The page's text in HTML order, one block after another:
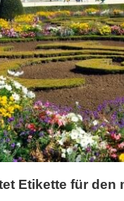
Etikette für den